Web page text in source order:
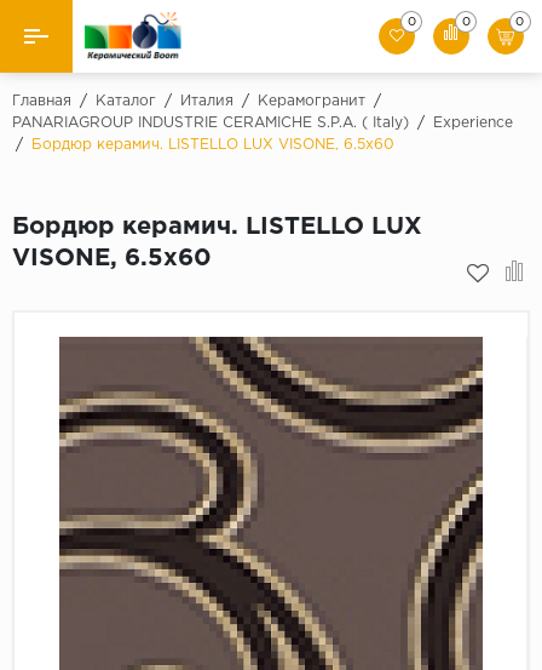
Назад
Производители
Керамогранит
Искусственный камень
Клинкер
0 0 0
Главная / Каталог / Италия / Керамогранит
/
PANARIAGROUP INDUSTRIE CERAMICHE S.P.A. ( Italy)
/
Experience
/
Бордюр керамич. LISTELLO LUX VISONE, 6.5x60
Бордюр керамич. LISTELLO LUX
VISONE, 6.5x60